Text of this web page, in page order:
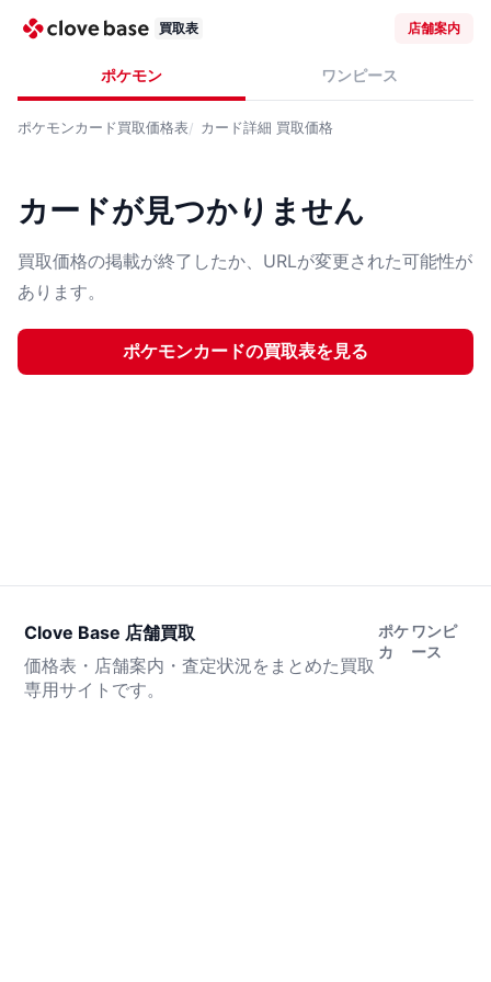
買取表 店舗案内
ポケモン ワンピース
ポケモンカード買取価格表 カード詳細 買取価格
カードが見つかりません
買取価格の掲載が終了したか、URLが変更された可能性が
あります。
ポケモンカードの買取表を見る
Clove Base 店舗買取
価格表・店舗案内・査定状況をまとめた買取
専用サイトです。
ポケ
カ
ワンピ
ース